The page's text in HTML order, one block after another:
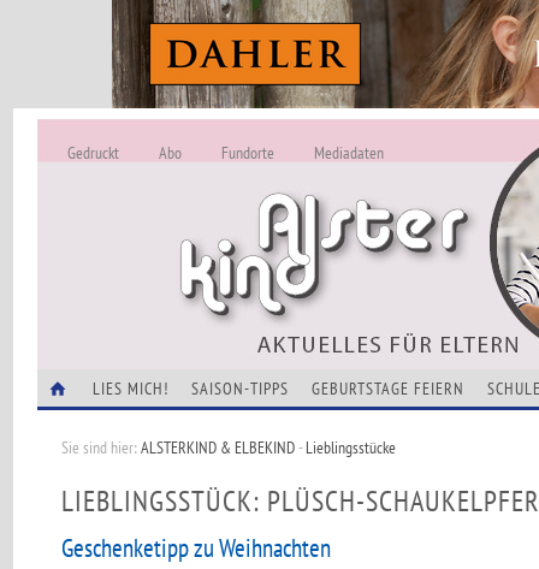
ALSTERKIND -
Alles Neu
Gedruckt Abo Fundorte Mediadaten
LIES MICH! SAISON-TIPPS GEBURTSTAGE FEIERN
Sie sind hier:ALSTERKIND & ELBEKIND-Lieblingsstücke
LIEBLINGSSTÜCK: PLÜSCH-
Geschenketipp zu Weihnachten